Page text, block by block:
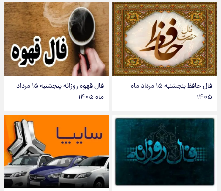
فال حافظ پنجشنبه ۱۵ مرداد ماه
۱۴۰۵
فال قهوه روزانه پنجشنبه ۱۵ مرداد
ماه ۱۴۰۵